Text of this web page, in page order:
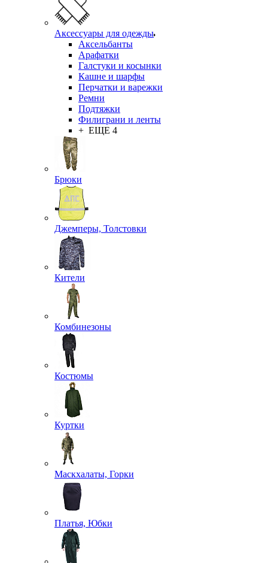
Аксессуары для одежды
Аксельбанты
Арафатки
Галстуки и косынки
Кашне и шарфы
Перчатки и варежки
Ремни
Подтяжки
Филиграни и ленты
+ ЕЩЕ 4
Брюки
Джемперы, Толстовки
Кители
Комбинезоны
Костюмы
Куртки
Маскхалаты, Горки
Платья, Юбки